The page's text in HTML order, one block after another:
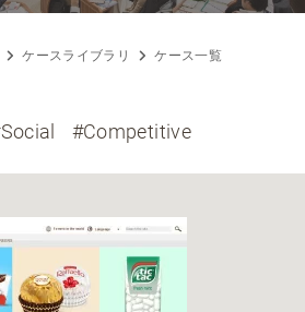
ケースライブラリ ケース一覧
#Competitive